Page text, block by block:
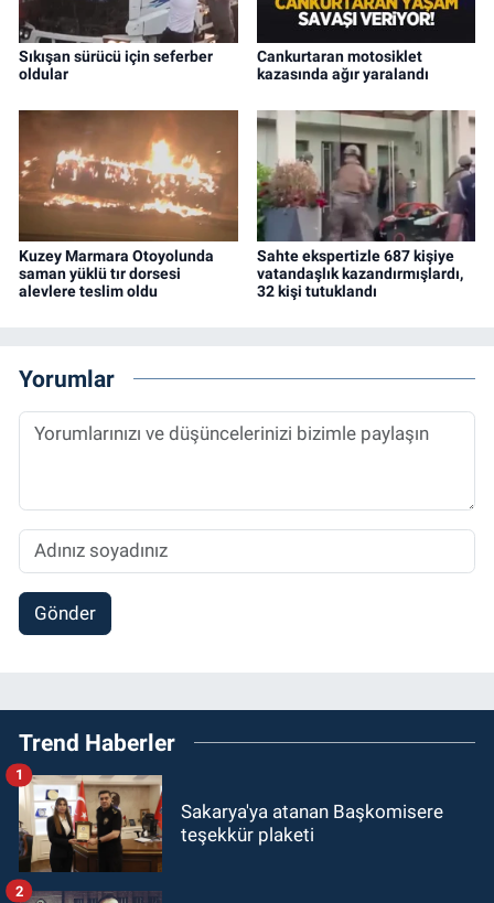
Sıkışan sürücü için seferber
oldular
Cankurtaran motosiklet
kazasında ağır yaralandı
Kuzey Marmara Otoyolunda
saman yüklü tır dorsesi
alevlere teslim oldu
Sahte ekspertizle 687 kişiye
vatandaşlık kazandırmışlardı,
32 kişi tutuklandı
Yorumlar
Gönder
Trend Haberler
Sakarya'ya atanan Başkomisere
teşekkür plaketi
1
2